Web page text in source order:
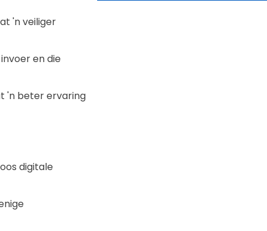
'n veiliger
en die
'n beter ervaring
digitale